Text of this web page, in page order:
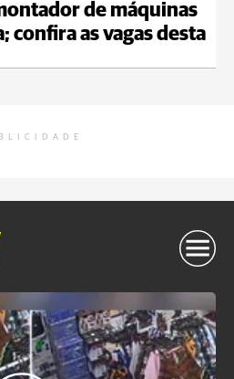
de máquinas
confira as vagas desta